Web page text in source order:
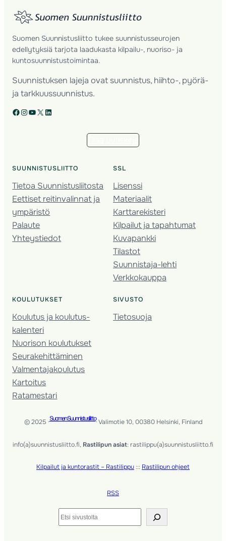
Suomen Suunnistusliitto tukee suunnistusseurojen
edellytyksiä tarjota laadukasta kilpailu-, nuoriso- ja
kuntosuunnistustoimintaa.
Suunnistuksen lajeja ovat suunnistus, hiihto-, pyörä-
ja tarkkuussuunnistus.
Facebook Instagram YouTube X LinkedIn
SUUNNISTUSLIITTO
Tietoa Suunnistusliitosta
Eettiset reitinvalinnat ja
ympäristö
Palaute
Yhteystiedot
SSL
Lisenssi
Materiaalit
Karttarekisteri
Kilpailut ja tapahtumat
Kuvapankki
Tilastot
Suunnistaja-lehti
Verkkokauppa
KOULUTUKSET
Koulutus ja koulutus­
kalenteri
Nuorison koulutukset
Seura­kehittäminen
Valmentaja­koulutus
Kartoitus
Ratamestari
SIVUSTO
Tietosuoja
© 2025 ·Suomen Suunnistusliitto· Valimotie 10, 00380 Helsinki, Finland
info(a)suunnistusliitto.fi, Rastilipun asiat: rastilippu(a)suunnistusliitto.fi
Kilpailut ja kuntorastit – Rastilippu ::: Rastilipun ohjeet
RSS
Etsi